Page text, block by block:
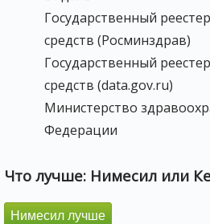
Государственный
средств (Росминздрав)
Государственный
средств (data.gov.ru)
Министерство
Федерации
Что лучше: Нимесил или
Нимесил лучше